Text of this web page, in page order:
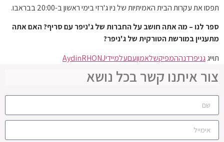
תפסו את עקרות הבית האמיתיות של ניו ג'רזי בימי ראשון ב-20:00 בבראבו.
ספר לנו – מה אתה חושב על החברות של ג'ניפר עם סריף? האם אתה
מתעניין במורשת הטורקית של ג'ניפר?
תוייגגניפרדנההמפיקשלאמוןעםעלמיידי AydinRHONJ
צור איתנו קשר בכל נושא